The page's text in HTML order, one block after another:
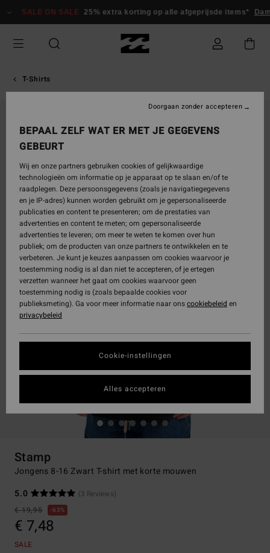
naar
SALE ON SALE 25% extra korting op alle afgeprijsde items*
T-Shirts
Stamp
Jongens 8-16 Zwart T-shirt met korte mouwen
5.0
(3 Reviews)
€ 19,95
63%
€ 7,48
SALE
BEPAAL ZELF WAT ER MET JE GEGEVENS
GEBEURT
Wij en onze partners gebruiken cookies of gelijkwaardige
technologieën om informatie op je apparaat op te slaan en/of te
raadplegen. Deze persoonsgegevens (zoals je navigatiegegevens
en je IP-adres) kunnen worden gebruikt om je gepersonaliseerde
publicaties en content te presenteren; om de prestaties van
advertenties en content te meten; om gepersonaliseerde
advertenties te leveren; om meer te weten te komen over hun
publiek; om de producten van onze partners te ontwikkelen en te
verbeteren. Je kunt je keuzes aanpassen om cookies waarvoor je
toestemming nodig is al dan niet te accepteren, of je ertegen
verzetten wanneer het gaat om cookies waarvoor geen
toestemming nodig is (zoals bepaalde cookies voor
publieksmeting). Ga voor meer informatie naar onscookiebeleid en
privacybeleid
Cookie-instellingen
Doorgaan zonder accepteren
Alles accepteren